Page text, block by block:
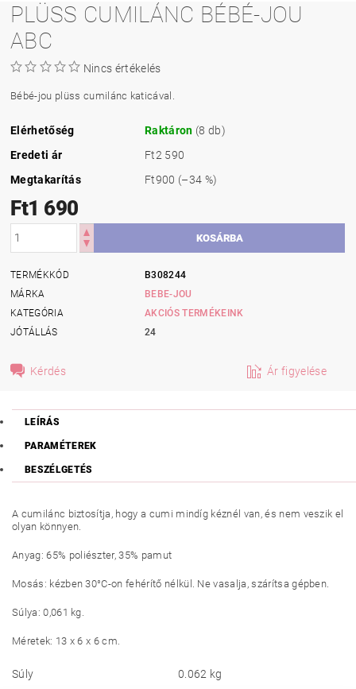
PLÜSS CUMILÁNC BÉBÉ-JOU
ABC
Nincs értékelés
Bébé-jou plüss cumilánc katicával.
Elérhetőség Raktáron (8 db)
Eredeti ár
Ft2 590
Megtakarítás
Ft900 (–34 %)
Ft1 690
TERMÉKKÓD
B308244
MÁRKA
BEBE-JOU
KATEGÓRIA
AKCIÓS TERMÉKEINK
JÓTÁLLÁS
24
Kérdés Ár figyelése
LEÍRÁS
PARAMÉTEREK
BESZÉLGETÉS
A cumilánc biztosítja, hogy a cumi mindíg kéznél van, és nem veszik el
olyan könnyen.
Anyag: 65% poliészter, 35% pamut
Mosás: kézben 30°C-on fehérítő nélkül. Ne vasalja, szárítsa gépben.
Súlya: 0,061 kg.
Méretek: 13 x 6 x 6cm.
Súly 0.062 kg